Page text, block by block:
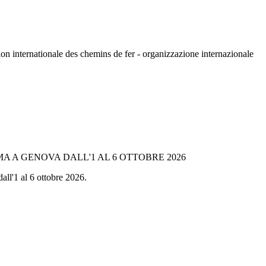
internationale des chemins de fer - organizzazione internazionale
A GENOVA DALL'1 AL 6 OTTOBRE 2026
al 6 ottobre 2026.